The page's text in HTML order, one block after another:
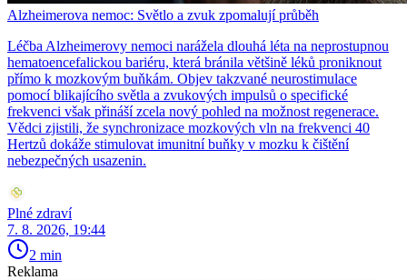
Alzheimerova nemoc: Světlo a zvuk zpomalují průběh
Léčba Alzheimerovy nemoci narážela dlouhá léta na neprostupnou
hematoencefalickou bariéru, která bránila většině léků proniknout
přímo k mozkovým buňkám. Objev takzvané neurostimulace
pomocí blikajícího světla a zvukových impulsů o specifické
frekvenci však přináší zcela nový pohled na možnost regenerace.
Vědci zjistili, že synchronizace mozkových vln na frekvenci 40
Hertzů dokáže stimulovat imunitní buňky v mozku k čištění
nebezpečných usazenin.
Plné zdraví
7. 8. 2026, 19:44
2 min
Reklama